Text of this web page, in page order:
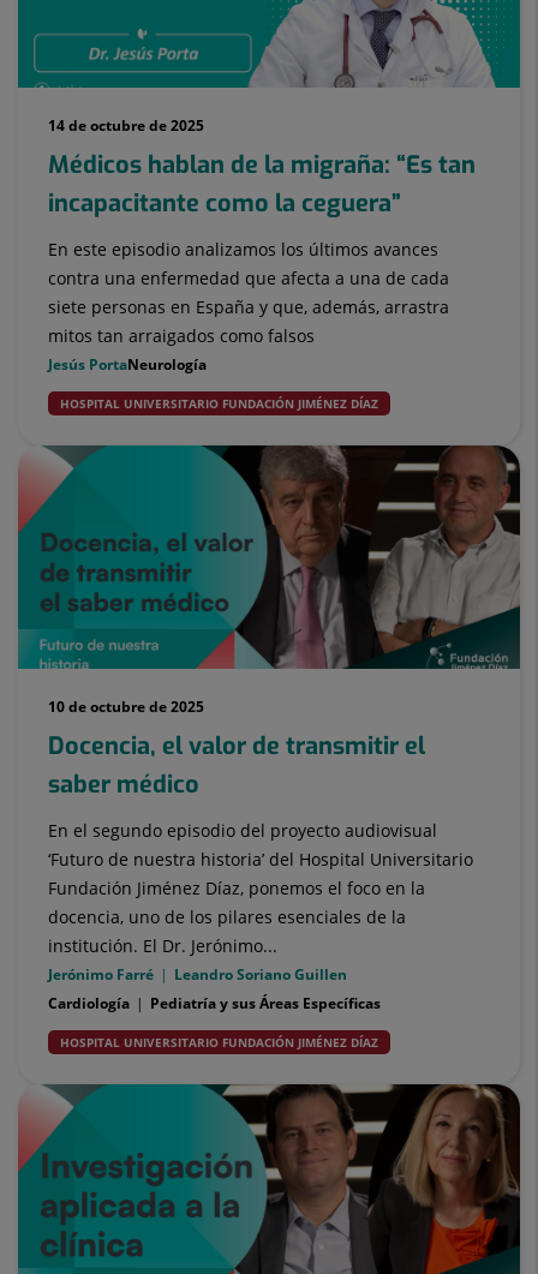
14 de octubre de 2025
Médicos hablan de la migraña: “Es tan
incapacitante como la ceguera”
En este episodio analizamos los últimos avances
contra una enfermedad que afecta a una de cada
siete personas en España y que, además, arrastra
mitos tan arraigados como falsos
Jesús PortaNeurología
HOSPITAL UNIVERSITARIO FUNDACIÓN JIMÉNEZ DÍAZ
10 de octubre de 2025
Docencia, el valor de transmitir el
saber médico
En el segundo episodio del proyecto audiovisual
‘Futuro de nuestra historia’ del Hospital Universitario
Fundación Jiménez Díaz, ponemos el foco en la
docencia, uno de los pilares esenciales de la
institución. El Dr. Jerónimo...
Jerónimo Farré
Leandro Soriano Guillen
Cardiología
Pediatría y sus Áreas Específicas
HOSPITAL UNIVERSITARIO FUNDACIÓN JIMÉNEZ DÍAZ